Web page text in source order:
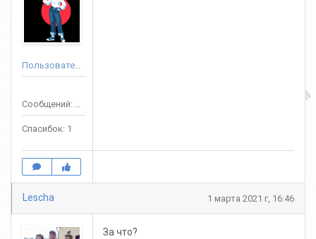
Пользователь
Сообщений: 60
Спасибок: 1
Lescha 1 марта 2021 г, 16:46
За что?